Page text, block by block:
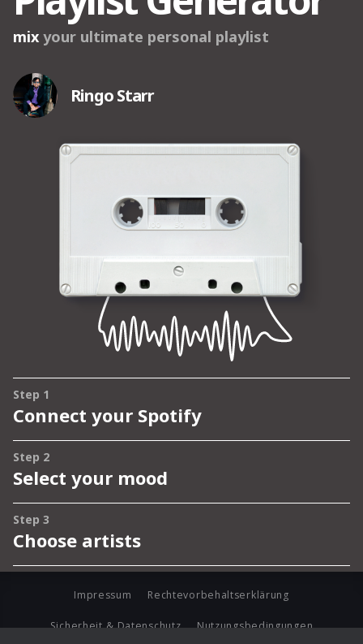
Impressum Rechtevorbehaltserklärung
Sicherheit & Datenschutz Nutzungsbedingungen